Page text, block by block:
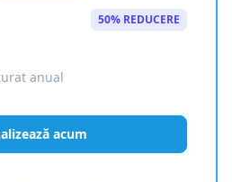
50% REDUCERE
anual
acum